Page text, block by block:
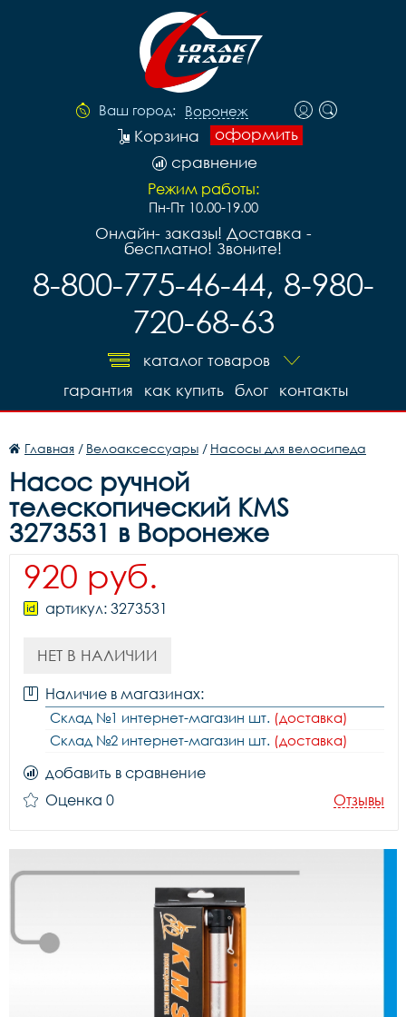
Ваш город: Воронеж
оформить
Корзина
сравнение
Режим работы:
Пн-Пт 10.00-19.00
Онлайн- заказы! Доставка -
бесплатно! Звоните!
8-800-775-46-44, 8-980-
720-68-63
каталог товаров
контакты
блог
как купить
гарантия
Главная / Велоаксессуары / Насосы для велосипеда
Насос ручной
телескопический KMS
3273531 в Воронеже
920 руб.
артикул: 3273531
НЕТ В НАЛИЧИИ
Наличие в магазинах:
Склад №1 интернет-магазин шт. (доставка)
Склад №2 интернет-магазин шт. (доставка)
добавить в сравнение
Оценка 0
Отзывы